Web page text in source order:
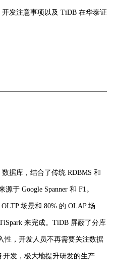
发注意事项以及 TiDB 在华泰证
据库，结合了传统 RDBMS 和
于 Google Spanner 和 F1。
场景和 80% 的 OLAP 场
来完成。TiDB 屏蔽了分库
性，开发人员不再需要关注数据
发，极大地提升研发的生产